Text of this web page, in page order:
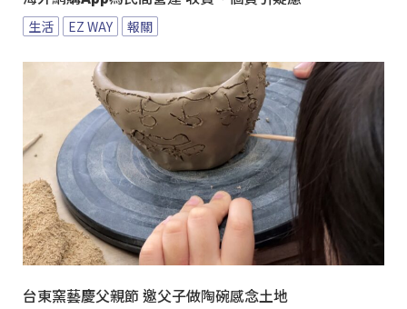
生活 EZ WAY 報關
台東窯藝慶父親節 邀父子做陶碗感念土地